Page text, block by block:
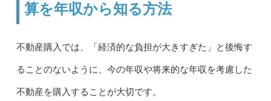
算を年収から知る方法
不動産購入では、「経済的な負担が大きすぎた」と後悔す
ることのないように、今の年収や将来的な年収を考慮した
不動産を購入することが大切です。